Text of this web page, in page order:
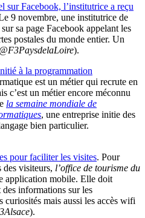
sur Facebook, l’institutrice a reçu
9 novembre, une institutrice de
sa page Facebook appelant les
postales du monde entier. Un
@F3PaysdelaLoire).
à la programmation
est un métier qui recrute en
c’est un métier encore méconnu
la semaine mondiale de
, une entreprise initie des
bien particulier.
pour faciliter les visites. Pour
des visiteurs, l’office de tourisme du
application mobile. Elle doit
informations sur les
curiosités mais aussi les accès wifi
).